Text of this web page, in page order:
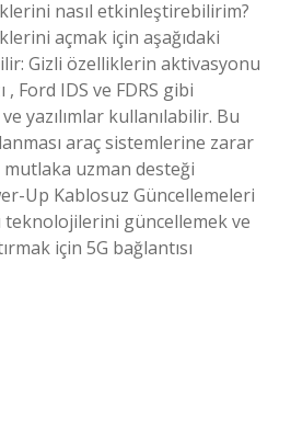
nasıl etkinleştirebilirim?
açmak için aşağıdaki
Gizli özelliklerin aktivasyonu
, Ford IDS ve FDRS gibi
yazılımlar kullanılabilir. Bu
araç sistemlerine zarar
uzman desteği
Up Kablosuz Güncellemeleri
teknolojilerini güncellemek ve
için 5G bağlantısı